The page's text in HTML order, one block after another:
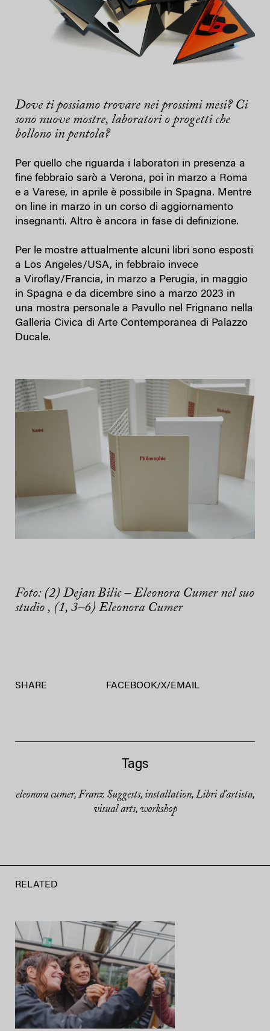
Dove ti possiamo trovare nei prossimi mesi? Ci
sono nuove mostre, laboratori o progetti che
bollono in pentola?
Per quello che riguarda i laboratori in presenza a
fine febbraio sarò a Verona, poi in marzo a Roma
e a Varese, in aprile è possibile in Spagna. Mentre
on line in marzo in un corso di aggiornamento
insegnanti. Altro è ancora in fase di definizione.
Per le mostre attualmente alcuni libri sono esposti
a Los Angeles/USA, in febbraio invece
a Viroflay/Francia, in marzo a Perugia, in maggio
in Spagna e da dicembre sino a marzo 2023 in
una mostra personale a Pavullo nel Frignano nella
Galleria Civica di Arte Contemporanea di Palazzo
Ducale.
Foto: (2) Dejan Bilic – Eleonora Cumer nel suo
studio , (1, 3–6) Eleonora Cumer
SHARE FACEBOOK/X/ EMAIL
Tags
eleonora cumer, Franz Suggests, installation, Libri d'artista,
visual arts, workshop
RELATED